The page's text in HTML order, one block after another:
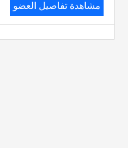
مشاهدة تفاصيل العضو